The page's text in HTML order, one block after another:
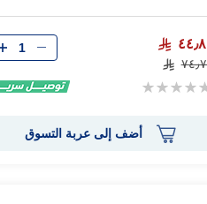
الكمية
أضف إلى عربة التسوق